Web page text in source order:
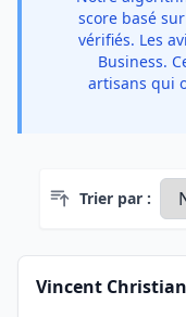
score basé
vérifiés. Les
Business.
artisans qui
Trier par :
Vincent Christian